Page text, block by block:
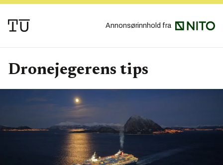
Annonsørinnhold fra
Dronejegerens tips